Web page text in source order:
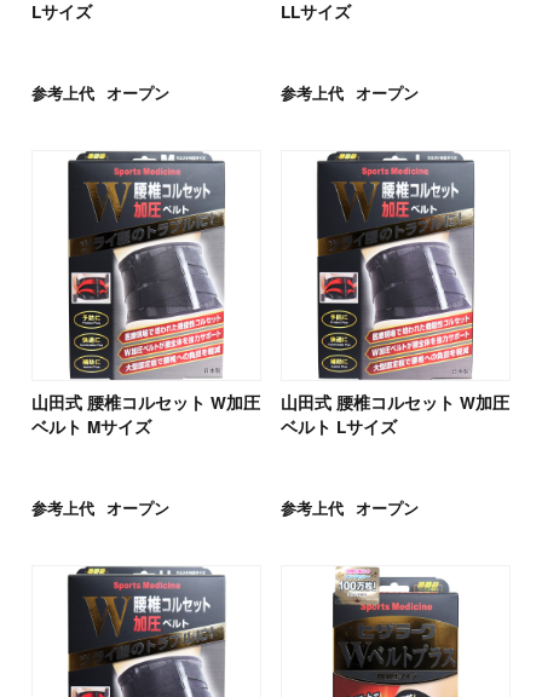
Lサイズ
参考上代 オープン
LLサイズ
参考上代 オープン
山田式 腰椎コルセット W加圧
ベルト Mサイズ
参考上代 オープン
山田式 腰椎コルセット W加圧
ベルト Lサイズ
参考上代 オープン